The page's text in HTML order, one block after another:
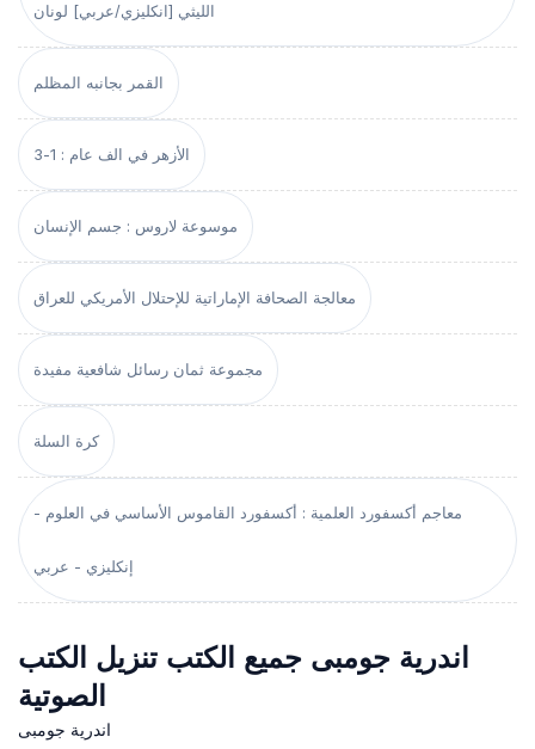
الليثي [انكليزي/عربي] لونان
القمر بجانبه المظلم
الأزهر في الف عام : 1-3
موسوعة لاروس : جسم الإنسان
معالجة الصحافة الإماراتية للإحتلال الأمريكي للعراق
مجموعة ثمان رسائل شافعية مفيدة
كرة السلة
معاجم أكسفورد العلمية : أكسفورد القاموس الأساسي في العلوم -
إنكليزي - عربي
اندرية جومبى جميع الكتب تنزيل الكتب
الصوتية
اندرية جومبى